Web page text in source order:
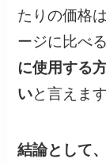
たりの価格
ージに比べ
に使用する
いと言えます
結論として